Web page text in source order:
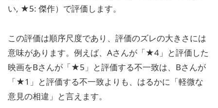
い, ★5: 傑作）で評価します。
この評価は順序尺度であり、評価のズレの大きさには
意味があります。例えば、Aさんが「★4」と評価した
映画をBさんが「★5」と評価する不一致は、Bさんが
「★1」と評価する不一致よりも、はるかに「軽微な
意見の相違」と言えます。